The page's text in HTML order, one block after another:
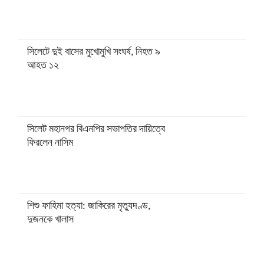
সিলেটে দুই বাসের মুখোমুখি সংঘর্ষ, নিহত ৯
আহত ১২
সিলেট মহানগর বিএনপির সভাপতির দায়িত্বে
ফিরলেন নাসিম
শিশু ফাহিমা হত্যা: জাকিরের মৃত্যুদণ্ড,
দুজনকে খালাস